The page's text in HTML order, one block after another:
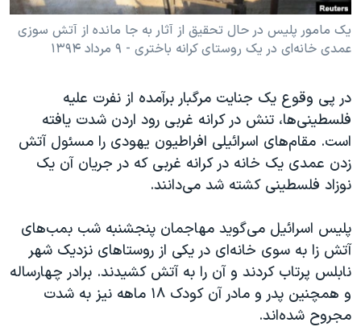
آرشیو پخش زنده
مجموعه مستندهای دادخواهی
دادگاه حمید نوری
چهل سال گروگان‌گیری
قانون شفافیت دارائی کادر رهبری ایران
اعتراضات مردمی آبان ۹۸
اسرائیل در جنگ
نرگس محمدی برنده جایزه نوبل صلح
همایش محافظه‌کاران آمریکا «سی‌پک»
صفحه‌های ویژه
یک مامور پلیس در حال تحقیق از آثار به جا مانده از آتش سوزی
عمدی خانه‌ای در یک روستای کرانه باختری - ۹ مرداد ۱۳۹۴
در پی وقوع یک جنایت مرگبار برآمده از نفرت علیه
فلسطینی‌ها، تنش در کرانه غربی رود اردن شدت یافته
است. مقام‌های اسرائیلی افراطیون یهودی را مسئول آتش
زدن عمدی یک خانه در کرانه غربی که در جریان آن یک
نوزاد فلسطینی کشته شد می‌دانند.
پلیس اسرائیل می‌گوید مهاجمان پنجشنبه شب بمب‌های
آتش زا به سوی خانه‌ای در یکی از روستاهای نزدیک شهر
نابلس پرتاب کردند و آن را به آتش کشیدند. برادر چهارساله
و همچنین پدر و مادر آن کودک ۱۸ ماهه نیز به شدت
مجروح شده‌اند.